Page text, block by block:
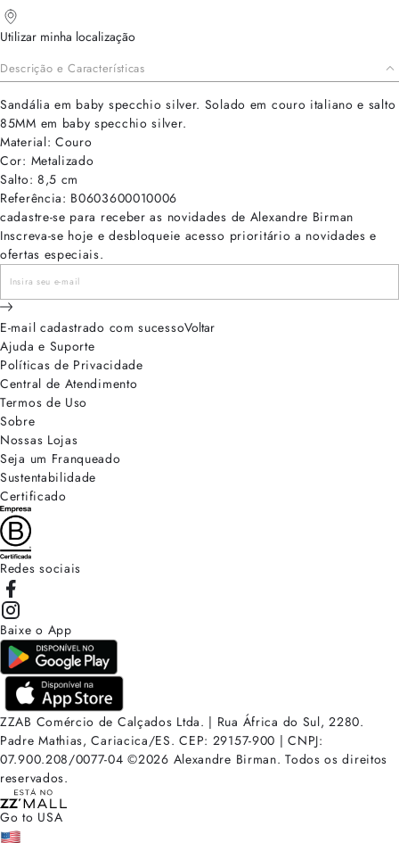
Utilizar minha localização
Descrição e Características
Sandália em baby specchio silver. Solado em couro italiano e salto
85MM em baby specchio silver.
Material: Couro
Cor: Metalizado
Salto: 8,5 cm
Referência: B0603600010006
cadastre-se para receber as novidades de Alexandre Birman
Inscreva-se hoje e desbloqueie acesso prioritário a novidades e
ofertas especiais.
E-mail cadastrado com sucessoVoltar
Ajuda e Suporte
Políticas de Privacidade
Central de Atendimento
Termos de Uso
Sobre
Nossas Lojas
Seja um Franqueado
Sustentabilidade
Certificado
Redes sociais
Baixe o App
ZZAB Comércio de Calçados Ltda. | Rua África do Sul, 2280.
Padre Mathias, Cariacica/ES. CEP: 29157-900 | CNPJ:
07.900.208/0077-04 ©2026 Alexandre Birman. Todos os direitos
reservados.
Go to USA